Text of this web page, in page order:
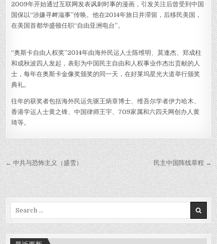
2009年开始通过互联网发表讽刺时事的漫画，引发关注后曾受到中国
国保以“涉嫌寻衅滋事”传唤。他在2014年旅日并滞留，后移民美国，
在美国首都华盛顿任职“自由亚洲电台”。
“奥斯卡自由人权奖”2014年由海外民运人士陈维明、莫逢杰、郑成柱
和成秋波四人发起，表彰为中国民主自由和人权事业作杰出贡献的人
士，每年在奥斯卡金像奖颁奖的同一天，在好莱坞星光大道举行颁奖
典礼。
往年的获奖者包括海外民运先驱王炳章博士、维吾尔学者伊力哈木、
香港学运人士黄之锋、中国律师王宇、709家属和六四天网创办人黄
琦等。
Post
navigation
← 中共与恐怖主义（盛雪） 民主中国阵线章程 →